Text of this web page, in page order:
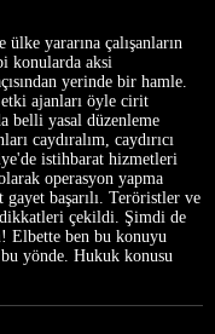
yararına çalışanların
konularda aksi
yerinde bir hamle.
etki ajanları öyle cirit
belli yasal düzenleme
caydıralım, caydırıcı
istihbarat hizmetleri
operasyon yapma
başarılı. Teröristler ve
çekildi. Şimdi de
Elbette ben bu konuyu
bu yönde. Hukuk konusu